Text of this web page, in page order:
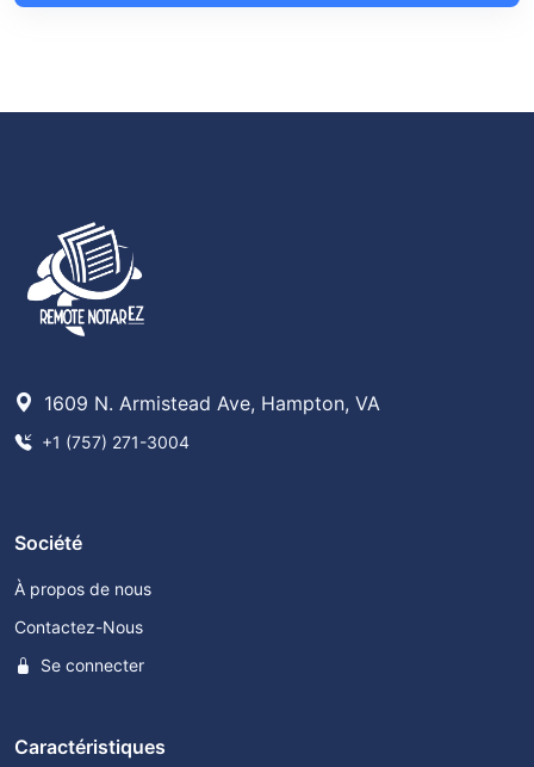
1609 N. Armistead Ave, Hampton, VA
+1 (757) 271-3004
Société
À propos de nous
Contactez-Nous
Se connecter
Caractéristiques